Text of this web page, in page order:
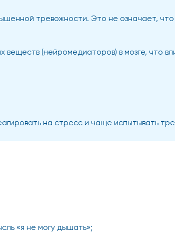
тревожности. Это не означает, что
(нейромедиаторов) в мозге, что
на стресс и чаще испытывать
«я не могу дышать»;